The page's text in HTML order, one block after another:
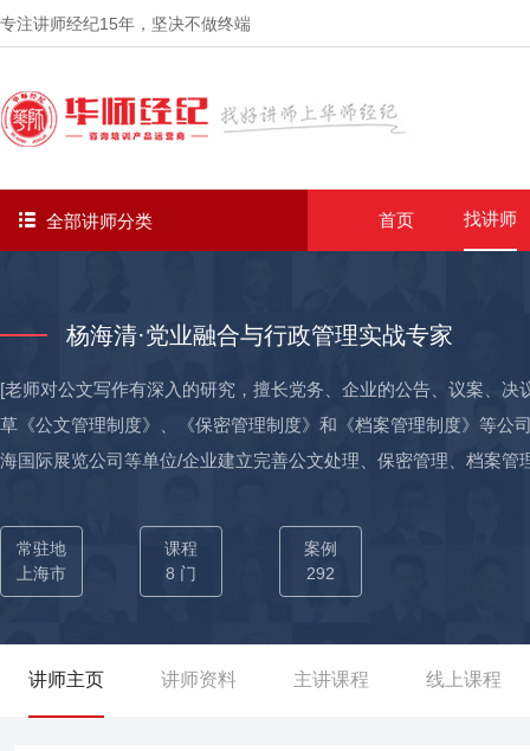
专注讲师经纪15年 ，坚决不做终端
全部讲师分类 首页 找讲师
杨海清·党业融合与行政管理实战专家
[老师对公文写作有深入的研究，擅长党务、企业的公告、议案、
草《公文管理制度》、《保密管理制度》和《档案管理制度》等公
海国际展览公司等单位/企业建立完善公文处理、保密管理、档案
人士统战工作等课题研究，调研报告被市委组织部、统战部评为一
工作杂志、党务工作信息工作中，将所有相关性的事务整理的井井
进个人”。 部分授课案例： 《做好新形势下的保密工作》累计9+期：丰诚电子信息技术公司、嘉蕴汽车零部件公司、巴士兰集
累计12+场：海事大学、上海商学院、南翔镇社区事务受理中心
常驻地
上海市
课程
8 门
案例
292
讲师主页 讲师资料 主讲课程 线上课程